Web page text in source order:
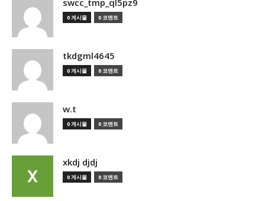
swcc_tmp_ql5pz9
0 게시물 0 코멘트
tkdgml4645
0 게시물 0 코멘트
w.t
0 게시물 0 코멘트
xkdj djdj
0 게시물 0 코멘트